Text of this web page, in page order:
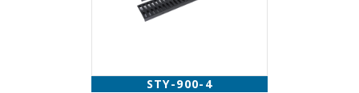
STY-900-4